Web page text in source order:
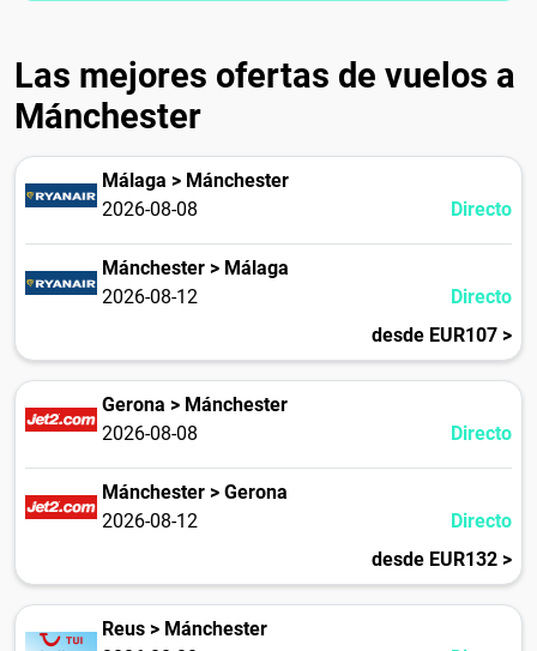
Las mejores ofertas de vuelos a
Mánchester
Málaga > Mánchester
2026-08-08
Directo
Mánchester > Málaga
2026-08-12
Directo
desde EUR107 >
Gerona > Mánchester
2026-08-08
Directo
Mánchester > Gerona
2026-08-12
Directo
desde EUR132 >
Reus > Mánchester